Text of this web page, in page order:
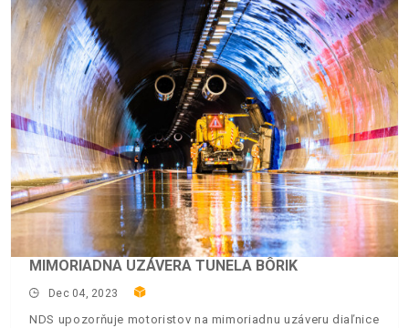
MIMORIADNA UZÁVERA TUNELA BÔRIK
Dec 04, 2023
NDS upozorňuje motoristov na mimoriadnu uzáveru diaľnice